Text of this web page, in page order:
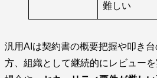
難しい
汎用AIは契約書の概要把握や叩き
方、組織として継続的にレビュー